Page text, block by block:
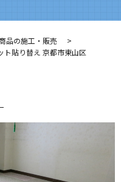
品の施工・販売
ト貼り替え 京都市東山区